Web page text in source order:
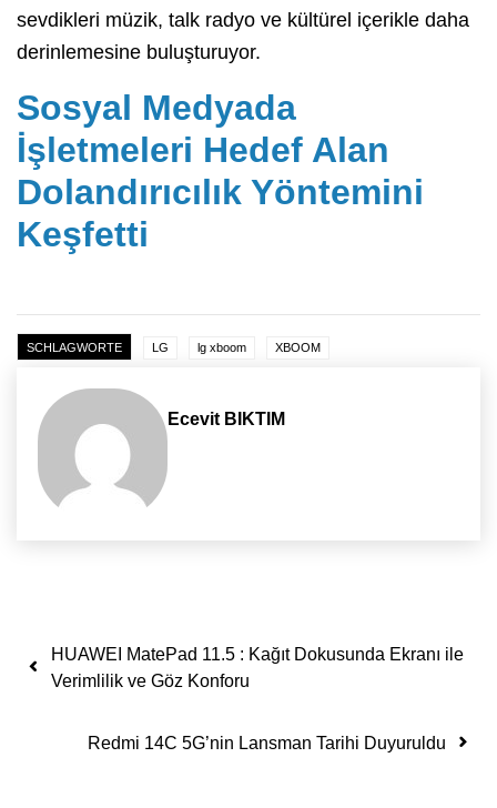
sevdikleri müzik, talk radyo ve kültürel içerikle daha
derinlemesine buluşturuyor.
Sosyal Medyada
İşletmeleri Hedef Alan
Dolandırıcılık Yöntemini
Keşfetti
SCHLAGWORTE LG lg xboom XBOOM
Ecevit BIKTIM
Yazı dolaşımı
HUAWEI MatePad 11.5 : Kağıt Dokusunda Ekranı ile
Verimlilik ve Göz Konforu
Redmi 14C 5G’nin Lansman Tarihi Duyuruldu